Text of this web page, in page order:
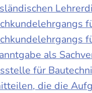
als
für
die die